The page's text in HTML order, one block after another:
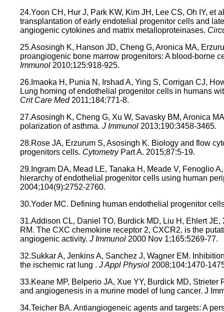
24.Yoon CH, Hur J, Park KW, Kim JH, Lee CS, Oh IY, et
transplantation of early endotelial progenitor cells and
angiogenic cytokines and matrix metalloproteinases.
25.Asosingh K, Hanson JD, Cheng G, Aronica MA,
proangiogenic bone marrow progenitors: A blood-borne
Immunol 2010;125:918-925.
26.Imaoka H, Punia N, Irshad A, Ying S, Corrigan CJ,
Lung homing of endothelial progenitor cells in humans
Crit Care Med2011;184:771-8.
27.Asosingh K, Cheng G, Xu W, Savasky BM, Aronica
polarization of asthma. J Immunol 2013;190:3458-3465.
28.Rose JA, Erzurum S, Asosingh K. Biology and flow
progenitors cells. Cytometry Part A. 2015;87:5-19.
29.Ingram DA, Mead LE, Tanaka H, Meade V, Fenoglio
hierarchy of endothelial progenitor cells using human
2004;104(9):2752-2760.
30.Yoder MC. Defining human endothelial progenitor
31.Addison CL, Daniel TO, Burdick MD, Liu H, Ehlert
RM. The CXC chemokine receptor 2, CXCR2, is the
angiogenic activity. J Immunol 2000 Nov 1;165:5269-77.
32.Sukkar A, Jenkins A, Sanchez J, Wagner EM.
the ischemic rat lung . J Appl Physiol 2008;104:1470-
33.Keane MP, Belperio JA, Xue YY, Burdick MD,
and angiogenesis in a murine model of lung cancer. J
34.Teicher BA. Antiangiogeneic agents and targets: A